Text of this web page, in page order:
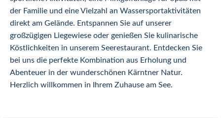
der Familie und eine Vielzahl an Wassersportaktivitäten
direkt am Gelände. Entspannen Sie auf unserer
großzügigen Liegewiese oder genießen Sie kulinarische
Köstlichkeiten in unserem Seerestaurant. Entdecken Sie
bei uns die perfekte Kombination aus Erholung und
Abenteuer in der wunderschönen Kärntner Natur.
Herzlich willkommen in Ihrem Zuhause am See.